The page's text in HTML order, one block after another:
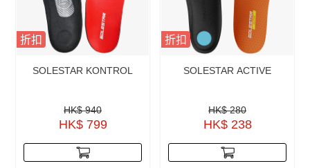
折扣
SOLESTAR KONTROL
HK$ 940
HK$ 799
折扣
SOLESTAR ACTIVE
HK$ 280
HK$ 238